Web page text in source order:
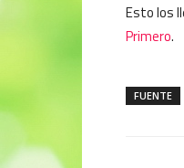
Esto los
Primero.
FUENTE